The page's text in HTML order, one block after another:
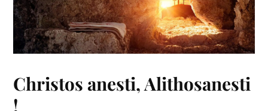
Christos anesti, Alithosanesti
!